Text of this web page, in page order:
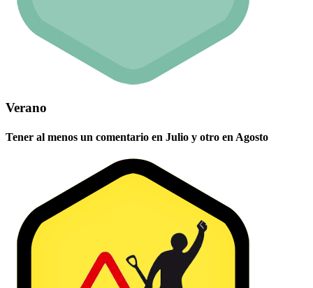
Verano
Tener al menos un comentario en Julio y otro en Agosto